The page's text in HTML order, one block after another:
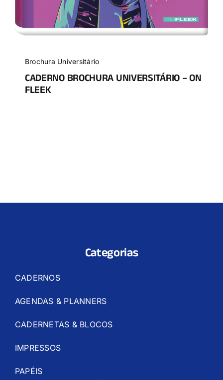
Brochura Universitário
CADERNO BROCHURA UNIVERSITÁRIO – ON
FLEEK
Categorias
CADERNOS
AGENDAS & PLANNERS
CADERNETAS & BLOCOS
IMPRESSOS
PAPÉIS